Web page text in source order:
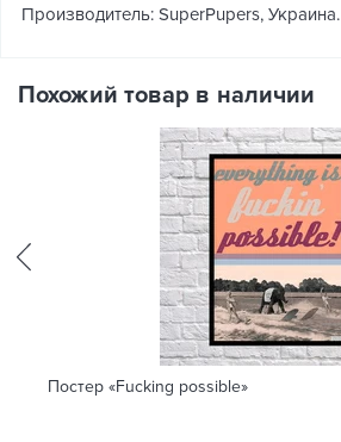
Производитель: SuperPupers, Украина.
Похожий товар в наличии
Постер «Fucking possible»